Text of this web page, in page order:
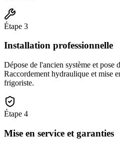
Étape 3
Installation professionnelle
Dépose de l'ancien système et pose
Raccordement hydraulique et mise
frigoriste.
Étape 4
Mise en service et garanties